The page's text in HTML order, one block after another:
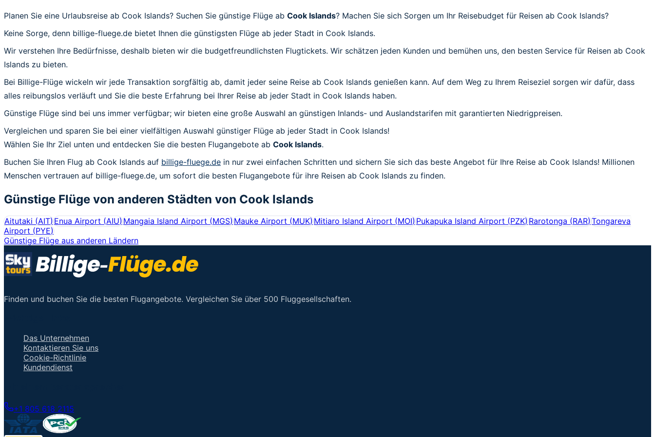
Planen Sie eine Urlaubsreise ab Cook Islands? Suchen Sie günstige Flüge ab Cook Islands? Machen Sie sich Sorgen um Ihr Reisebudget für Reisen ab Cook Islands?
Keine Sorge, denn billige-fluege.de bietet Ihnen die günstigsten Flüge ab jeder Stadt in Cook Islands.
Wir verstehen Ihre Bedürfnisse, deshalb bieten wir die budgetfreundlichsten Flugtickets. Wir schätzen jeden Kunden und bemühen uns, den besten Service für Reisen ab Cook
Islands zu bieten.
Bei Billige-Flüge wickeln wir jede Transaktion sorgfältig ab, damit jeder seine Reise ab Cook Islands genießen kann. Auf dem Weg zu Ihrem Reiseziel sorgen wir dafür, dass
alles reibungslos verläuft und Sie die beste Erfahrung bei Ihrer Reise ab jeder Stadt in Cook Islands haben.
Günstige Flüge sind bei uns immer verfügbar; wir bieten eine große Auswahl an günstigen Inlands- und Auslandstarifen mit garantierten Niedrigpreisen.
Vergleichen und sparen Sie bei einer vielfältigen Auswahl günstiger Flüge ab jeder Stadt in Cook Islands!
Wählen Sie Ihr Ziel unten und entdecken Sie die besten Flugangebote ab Cook Islands.
Buchen Sie Ihren Flug ab Cook Islands auf billige-fluege.de in nur zwei einfachen Schritten und sichern Sie sich das beste Angebot für Ihre Reise ab Cook Islands! Millionen
Menschen vertrauen auf billige-fluege.de, um sofort die besten Flugangebote für ihre Reisen ab Cook Islands zu finden.
Günstige Flüge von anderen Städten von Cook Islands
Aitutaki (AIT)Enua Airport (AIU)Mangaia Island Airport (MGS)Mauke Airport (MUK)Mitiaro Island Airport (MOI)Pukapuka Island Airport (PZK)Rarotonga (RAR)Tongareva
Airport (PYE)
Günstige Flüge aus anderen Ländern
Finden und buchen Sie die besten Flugangebote. Vergleichen Sie über 500 Fluggesellschaften.
Das Unternehmen
Kontaktieren Sie uns
Cookie-Richtlinie
Kundendienst
+1 805 618 2115